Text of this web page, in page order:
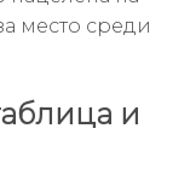
место среди
и